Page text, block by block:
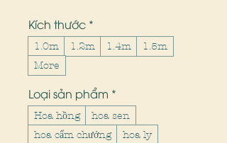
Kích thước *
1.0m 1.2m 1.4m
1.5m
More
Loại sản phẩm *
Hoa hồng
hoa sen
hoa cẩm chướng
hoa ly